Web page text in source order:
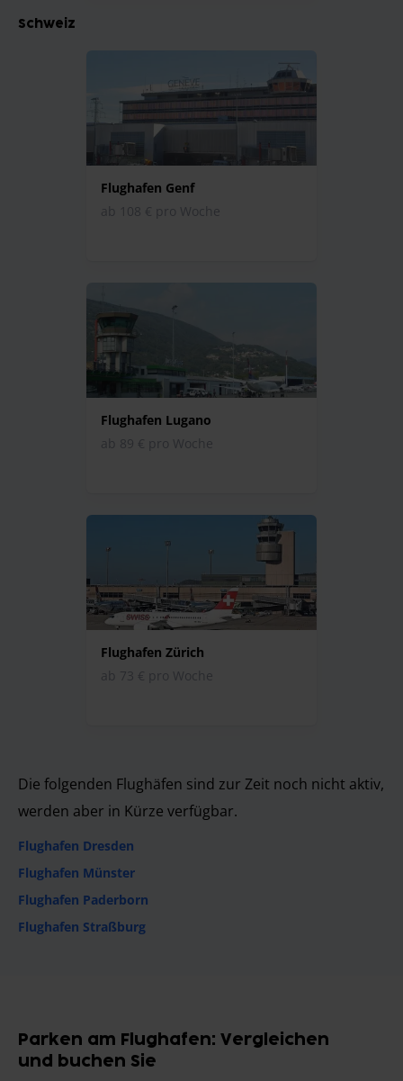
Schweiz
Flughafen Genf
ab 108 € pro Woche
Flughafen Lugano
ab 89 € pro Woche
Flughafen Zürich
ab 73 € pro Woche
Die folgenden Flughäfen sind zur Zeit noch nicht aktiv,
werden aber in Kürze verfügbar.
Flughafen Dresden
Flughafen Münster
Flughafen Paderborn
Flughafen Straßburg
Parken am Flughafen: Vergleichen
und buchen Sie